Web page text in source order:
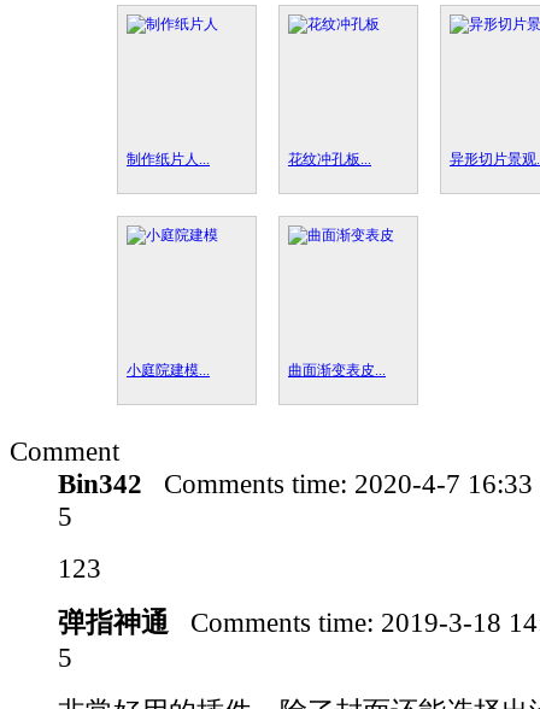
制作纸片人... 花纹冲孔板... 异形切片景观
小庭院建模... 曲面渐变表皮...
Comment
Bin342
Comments time: 2020-4-7
5
123
弹指神通
Comments time: 2019-3-18
5